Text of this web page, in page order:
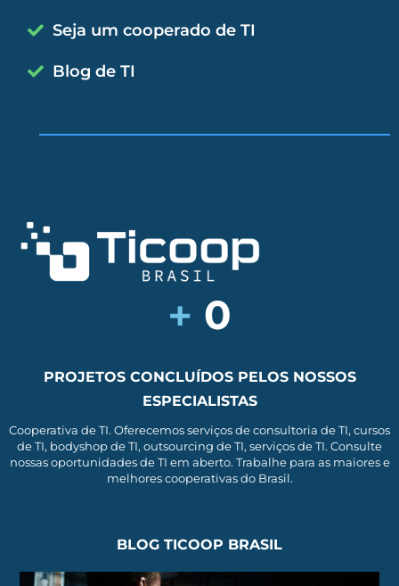
Seja um cooperado de TI
Blog de TI
+ 0
PROJETOS CONCLUÍDOS PELOS NOSSOS
ESPECIALISTAS
Cooperativa de TI. Oferecemos serviços de consultoria de TI, cursos
de TI, bodyshop de TI, outsourcing de TI, serviços de TI. Consulte
nossas oportunidades de TI em aberto. Trabalhe para as maiores e
melhores cooperativas do Brasil.
BLOG TICOOP BRASIL